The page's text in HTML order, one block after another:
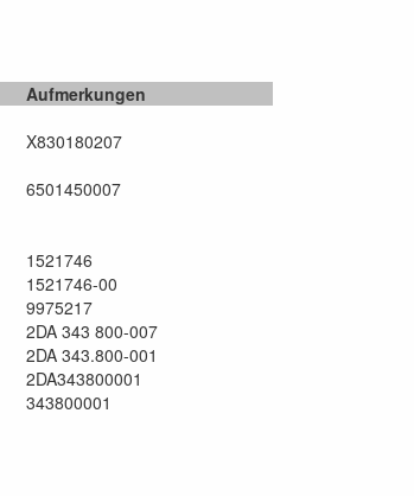
Aufmerkungen
X830180207
6501450007
1521746
1521746-00
9975217
2DA 343 800-007
2DA 343.800-001
2DA343800001
343800001